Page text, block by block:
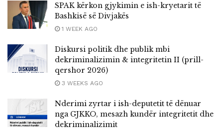
SPAK kërkon gjykimin e ish-kryetarit të
Bashkisë së Divjakës
1 WEEK AGO
Diskursi politik dhe publik mbi
dekriminalizimin & integritetin II (prill-
qershor 2026)
3 WEEKS AGO
Nderimi zyrtar i ish-deputetit të dënuar
nga GJKKO, mesazh kundër integritetit dhe
dekriminalizimit